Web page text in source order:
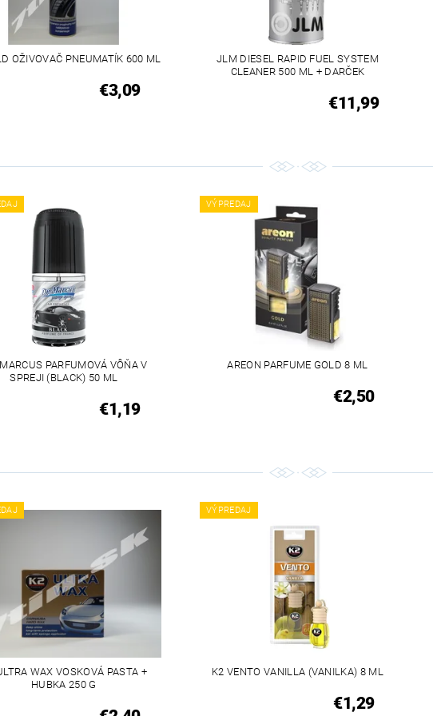
OŽIVOVAČ PNEUMATÍK 600 ML
€3,09
JLM DIESEL RAPID FUEL SYSTEM
CLEANER 500 ML + DARČEK
€11,99
PARFUMOVÁ VÔŇA V
SPREJI (BLACK) 50 ML
€1,19
VÝPREDAJ
AREON PARFUME GOLD 8 ML
€2,50
WAX VOSKOVÁ PASTA +
HUBKA 250 G
VÝPREDAJ
K2 VENTO VANILLA (VANILKA) 8 ML
€1,29